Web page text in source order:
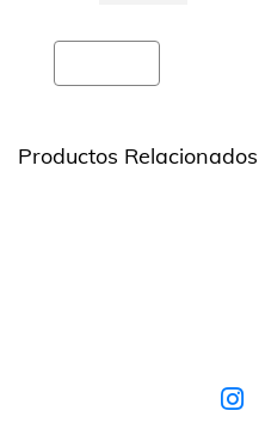
Productos Relacionados